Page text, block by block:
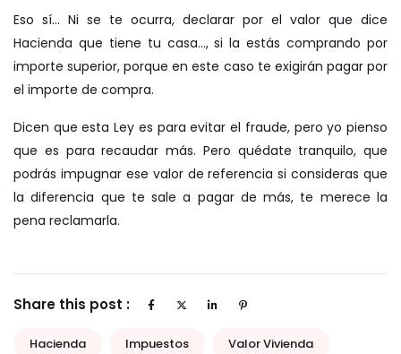
Eso sí… Ni se te ocurra, declarar por el valor que dice
Hacienda que tiene tu casa…, si la estás comprando por
importe superior, porque en este caso te exigirán pagar por
el importe de compra.
Dicen que esta Ley es para evitar el fraude, pero yo pienso
que es para recaudar más. Pero quédate tranquilo, que
podrás impugnar ese valor de referencia si consideras que
la diferencia que te sale a pagar de más, te merece la
pena reclamarla.
Share this post :
Hacienda Impuestos Valor Vivienda